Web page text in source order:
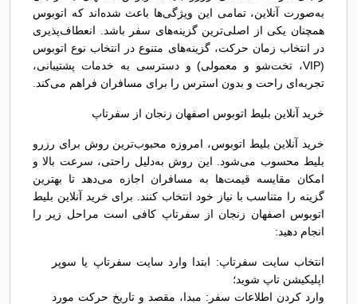
به‌صورت آنلاین، تمامی این ویژگی‌ها باعث شده‌اند که اتوبوس
همچنان یکی از اصلی‌ترین گزینه‌های سفر باشد. انعطاف‌پذیری
در انتخاب زمان حرکت، گزینه‌های متنوع در انتخاب نوع اتوبوس
(VIP، تخت‌شو و معمولی) و دسترسی به خدمات پشتیبانی،
تجربه‌ای راحت و بدون استرس را برای مسافران فراهم می‌کند.
خرید آنلاین بلیط اتوبوس اصفهان زنجان از سفرتاپ
خرید آنلاین بلیط اتوبوس، امروزه محبوب‌ترین روش برای رزرو
بلیط محسوب می‌شود. این روش به‌دلیل راحتی، سرعت بالا و
امکان مقایسه قیمت‌ها به مسافران اجازه می‌دهد تا بهترین
گزینه را متناسب با نیاز خود انتخاب کنند. برای خرید آنلاین بلیط
اتوبوس اصفهان زنجان از سفرتاپ کافی است مراحل زیر را
انجام دهید:
انتخاب سایت سفرتاپ: ابتدا وارد سایت سفرتاپ یا سوپر
اپلیکیشن تاپ شوید؛
وارد کردن اطلاعات سفر: مبدا، مقصد و تاریخ حرکت مورد